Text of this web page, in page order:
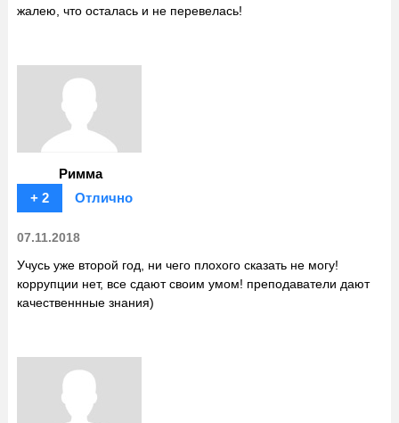
жалею, что осталась и не перевелась!
Римма
+ 2
Отлично
07.11.2018
Учусь уже второй год, ни чего плохого сказать не могу!
коррупции нет, все сдают своим умом! преподаватели дают
качественнные знания)